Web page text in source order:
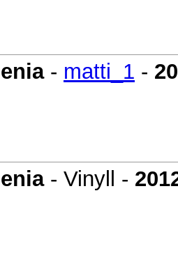
- matti_1 -
- Vinyll -